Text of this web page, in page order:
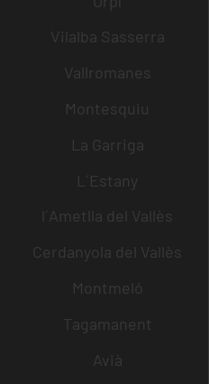
Vilalba Sasserra
Vallromanes
Montesquiu
La Garriga
L´Estany
l´Ametlla del Vallès
Cerdanyola del Vallès
Montmeló
Tagamanent
Avià